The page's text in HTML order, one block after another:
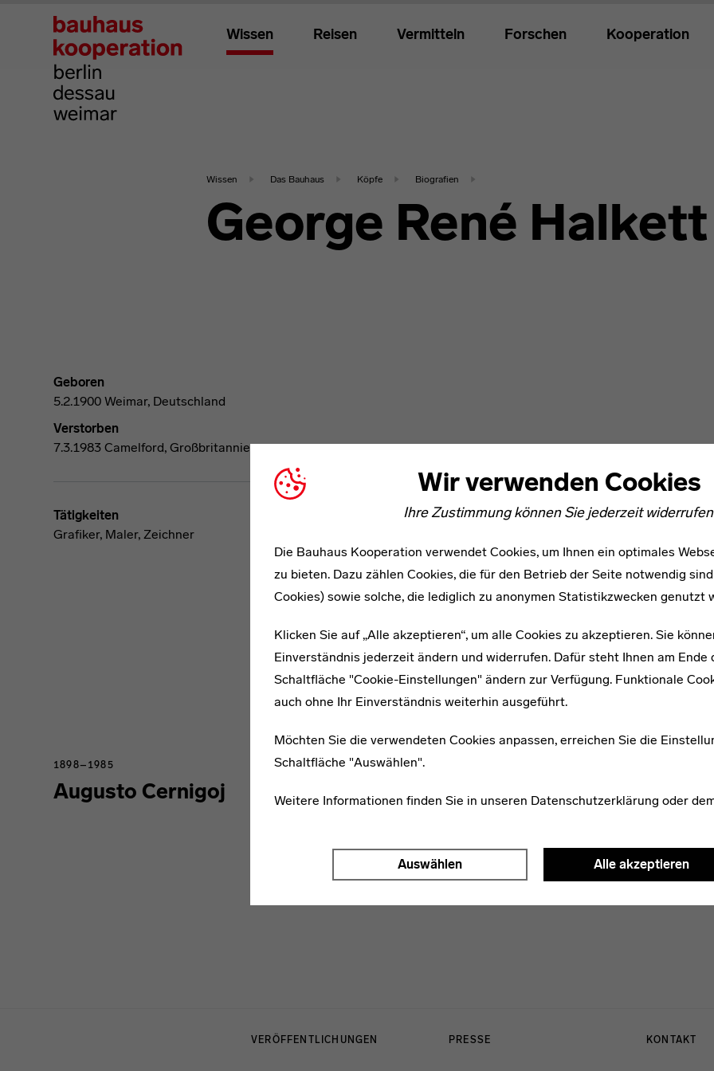
Wir verwenden Cookies
Ihre Zustimmung können Sie jederzeit
Die Bauhaus Kooperation verwendet Cookies, um Ihnen ein optimales
zu bieten. Dazu zählen Cookies, die für den Betrieb der Seite notwendig
Cookies) sowie solche, die lediglich zu anonymen Statistikzwecken genutzt
Klicken Sie auf „Alle akzeptieren“, um alle Cookies zu akzeptieren. Sie
Einverständnis jederzeit ändern und widerrufen. Dafür steht Ihnen am Ende
Schaltfläche "Cookie-Einstellungen" ändern zur Verfügung. Funktionale
auch ohne Ihr Einverständnis weiterhin ausgeführt.
Möchten Sie die verwendeten Cookies anpassen, erreichen Sie die
Schaltfläche "Auswählen".
Weitere Informationen finden Sie in unseren Datenschutzerklärung oder
Auswählen Alle akzeptieren
Wissen Reisen Vermitteln Forschen Kooperation
Wissen Das Bauhaus Köpfe Biografien
George René Halkett
Geboren
5.2.1900 Weimar, Deutschland
Verstorben
7.3.1983 Camelford, Großbritannien
Tätigkeiten
Grafiker, Maler, Zeichner
WEITERE ARTIKEL ZUM THEMA
Augusto Cernigoj
1898–1985
Ernst Göhl
1907–1944
VERÖFFENTLICHUNGEN PRESSE KONTAKT